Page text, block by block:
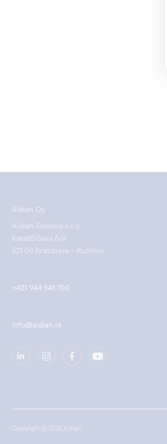
Aidian Oy
Aidian Slovakia s.r.o.
Karadžičova 8/A
821 08 Bratislava - Ružinov
+421 944 541 700
info@aidian.sk
Copyright © 2026 Aidian